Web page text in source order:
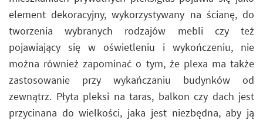
element dekoracyjny, wykorzystywany na ścianę, do
tworzenia wybranych rodzajów mebli czy też
pojawiający się w oświetleniu i wykończeniu, nie
można również zapominać o tym, że plexa ma także
zastosowanie przy wykańczaniu budynków od
zewnątrz. Płyta pleksi na taras, balkon czy dach jest
przycinana do wielkości, jaka jest niezbędna, aby ją